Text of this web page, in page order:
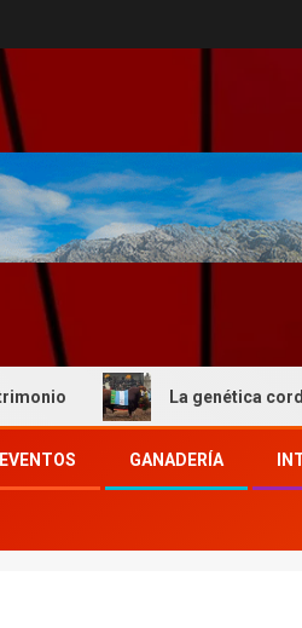
La genética cordobesa
EVENTOS GANADERÍA